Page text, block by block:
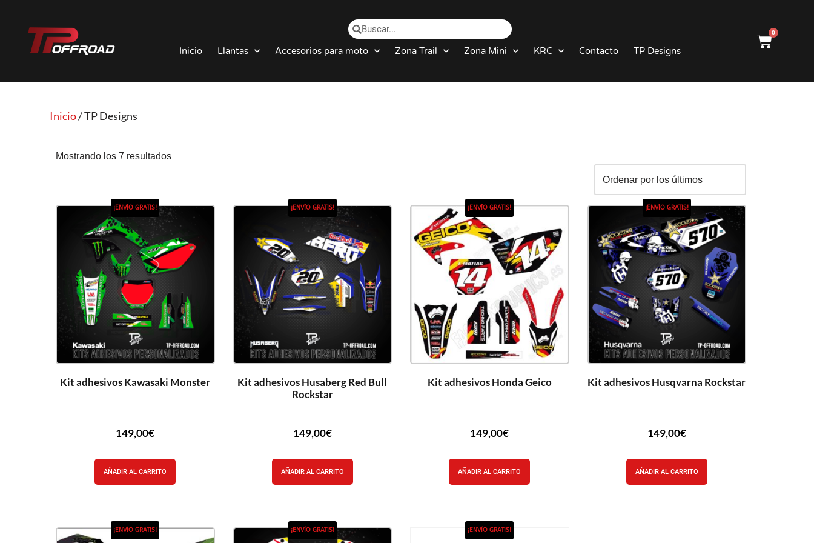
Saltar
Inicio Llantas Accesorios para moto Zona Trail Zona Mini KRC Contacto TP Designs
0
Inicio/ TP Designs
Mostrando los 7 resultados
¡ENVÍO GRATIS!
Kit adhesivos Kawasaki Monster
149,00€
AÑADIR AL CARRITO
¡ENVÍO GRATIS!
Kit adhesivos Husaberg Red Bull
Rockstar
149,00€
AÑADIR AL CARRITO
¡ENVÍO GRATIS!
Kit adhesivos Honda Geico
149,00€
AÑADIR AL CARRITO
¡ENVÍO GRATIS!
Kit adhesivos Husqvarna Rockstar
149,00€
AÑADIR AL CARRITO
¡ENVÍO GRATIS! ¡ENVÍO GRATIS! ¡ENVÍO GRATIS!